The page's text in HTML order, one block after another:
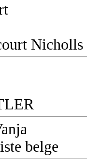
Nicholls
belge